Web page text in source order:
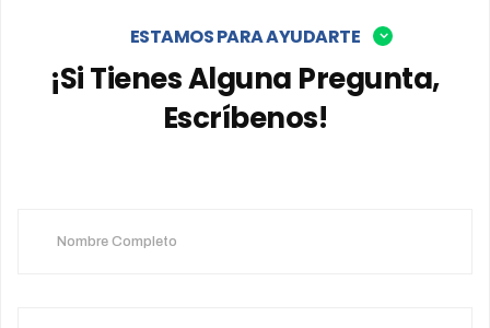
ESTAMOS PARA AYUDARTE
¡Si Tienes Alguna Pregunta,
Escríbenos!